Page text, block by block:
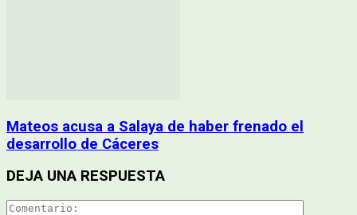
Mateos acusa a Salaya de haber frenado el
desarrollo de Cáceres
DEJA UNA RESPUESTA